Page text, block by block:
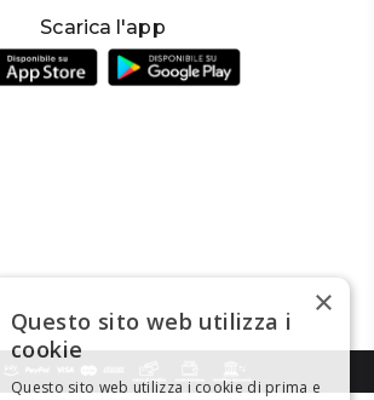
Scarica l'app
×
Questo sito web utilizza i
cookie
Questo sito web utilizza i cookie di prima e